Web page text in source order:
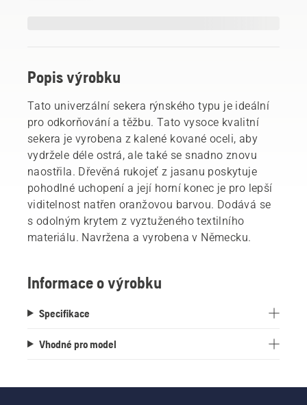
Popis výrobku
Tato univerzální sekera rýnského typu je ideální
pro odkorňování a těžbu. Tato vysoce kvalitní
sekera je vyrobena z kalené kované oceli, aby
vydržele déle ostrá, ale také se snadno znovu
naostřila. Dřevěná rukojeť z jasanu poskytuje
pohodlné uchopení a její horní konec je pro lepší
viditelnost natřen oranžovou barvou. Dodává se
s odolným krytem z vyztuženého textilního
materiálu. Navržena a vyrobena v Německu.
Informace o výrobku
Specifikace
Vhodné pro model